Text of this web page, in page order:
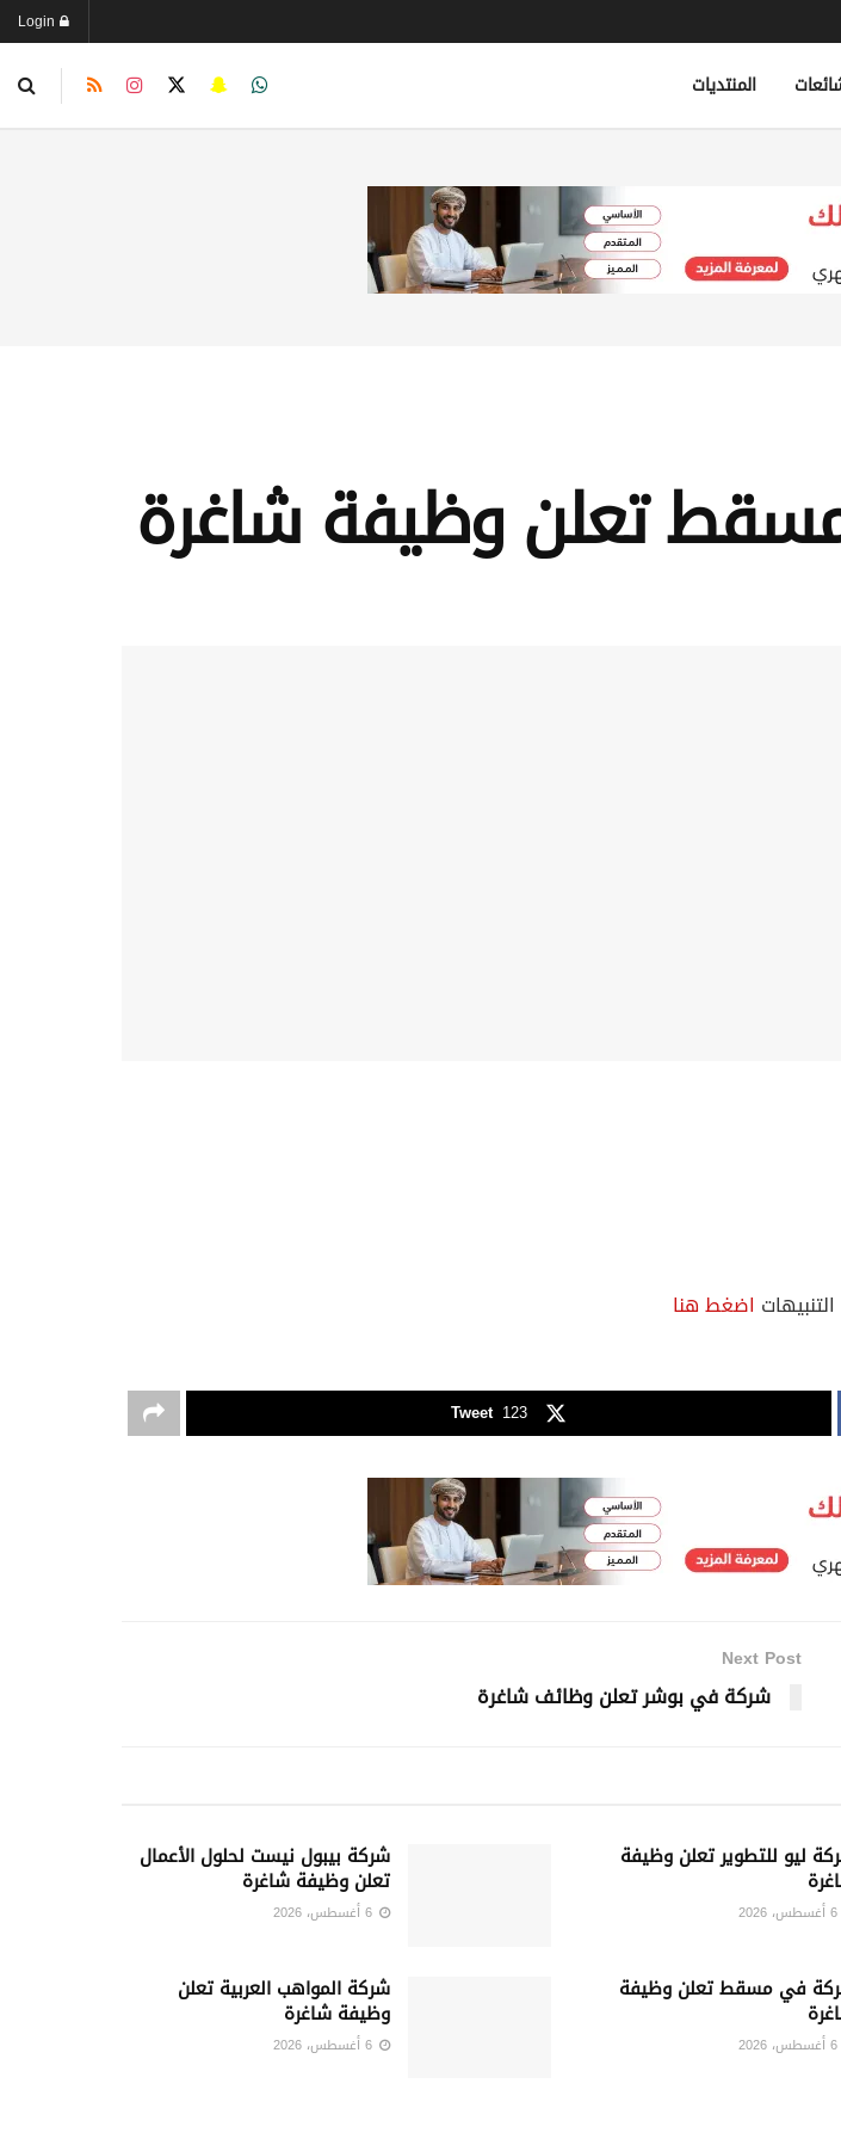
المنتديات
مسقط تعلن وظيفة شاغرة
اضغط هنا
Tweet 123
Next Post
شركة في بوشر تعلن وظائف شاغرة
ليو للتطوير تعلن وظيفة شركة بيبول نيست لحلول الأعمال
تعلن وظيفة شاغرة
في مسقط تعلن وظيفة شركة المواهب العربية تعلن
وظيفة شاغرة